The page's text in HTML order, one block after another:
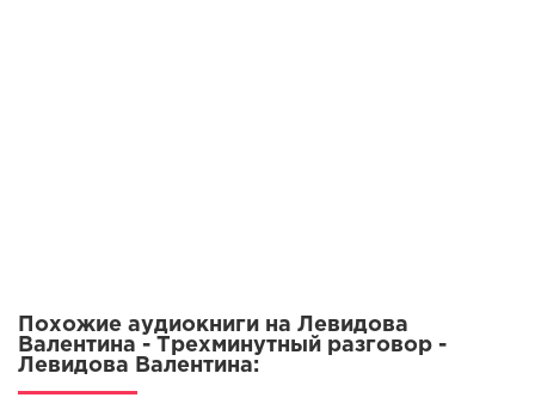
Похожие аудиокниги на Левидова
Валентина - Трехминутный разговор -
Левидова Валентина: